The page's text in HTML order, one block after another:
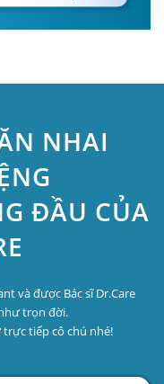
NHAI
ĐẦU CỦA
và được Bác sĩ Dr.Care
trọn đời.
tiếp cô chú nhé!